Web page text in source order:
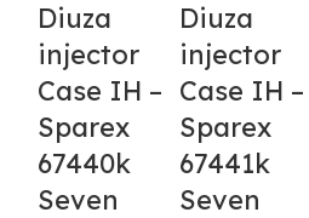
Diuza
injector
Case IH –
Sparex
67440k
Seven
Diuza
injector
Case IH –
Sparex
67441k
Seven